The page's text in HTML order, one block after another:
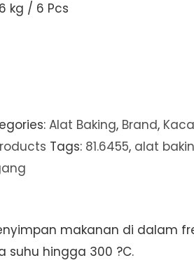
kg / 6 Pcs
Alat Baking, Brand, Kaca
Tags: 81.6455, alat
makanan di dalam
hingga 300 ?C.